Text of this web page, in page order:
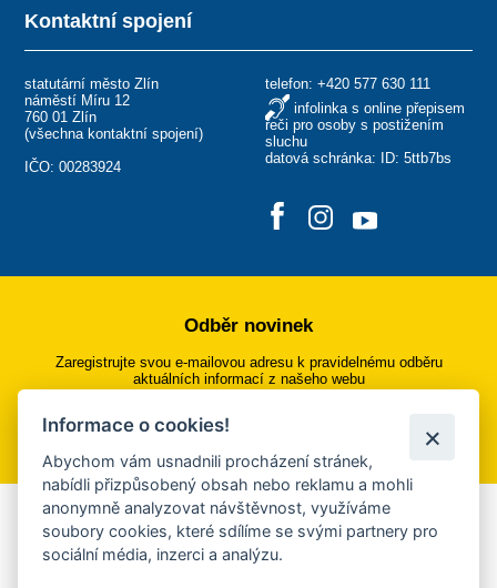
Kontaktní spojení
statutární město Zlín
náměstí Míru 12
760 01 Zlín
(všechna kontaktní spojení)
IČO: 00283924
telefon: +420 577 630 111
infolinka s online přepisem
řeči pro osoby s postižením
sluchu
datová schránka: ID: 5ttb7bs
Odběr novinek
Zaregistrujte svou e-mailovou adresu k pravidelnému odběru
aktuálních informací z našeho webu
Přihlásit se k odběru
Aplikace Mobilní rozhlas
Chcete dostávat do svého mobilu či mailu upozornění na
Informace o cookies!
Abychom vám usnadnili procházení stránek,
nabídli přizpůsobený obsah nebo reklamu a mohli
anonymně analyzovat návštěvnost, využíváme
soubory cookies, které sdílíme se svými partnery pro
sociální média, inzerci a analýzu.